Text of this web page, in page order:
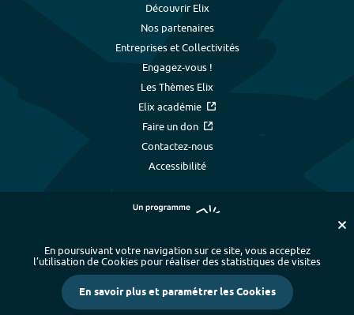
Découvrir Elix
Nos partenaires
Entreprises et Collectivités
Engagez-vous !
Les Thèmes Elix
Elix académie
Faire un don
Contactez-nous
Accessibilité
Plan du site - Index alphabétique
-
Mentions légales et données personnelles
- Paramétrer les cookies
Crédits
En poursuivant votre navigation sur ce site, vous acceptez
l’utilisation de Cookies pour réaliser des statistiques de visites
En savoir plus et paramétrer les Cookies